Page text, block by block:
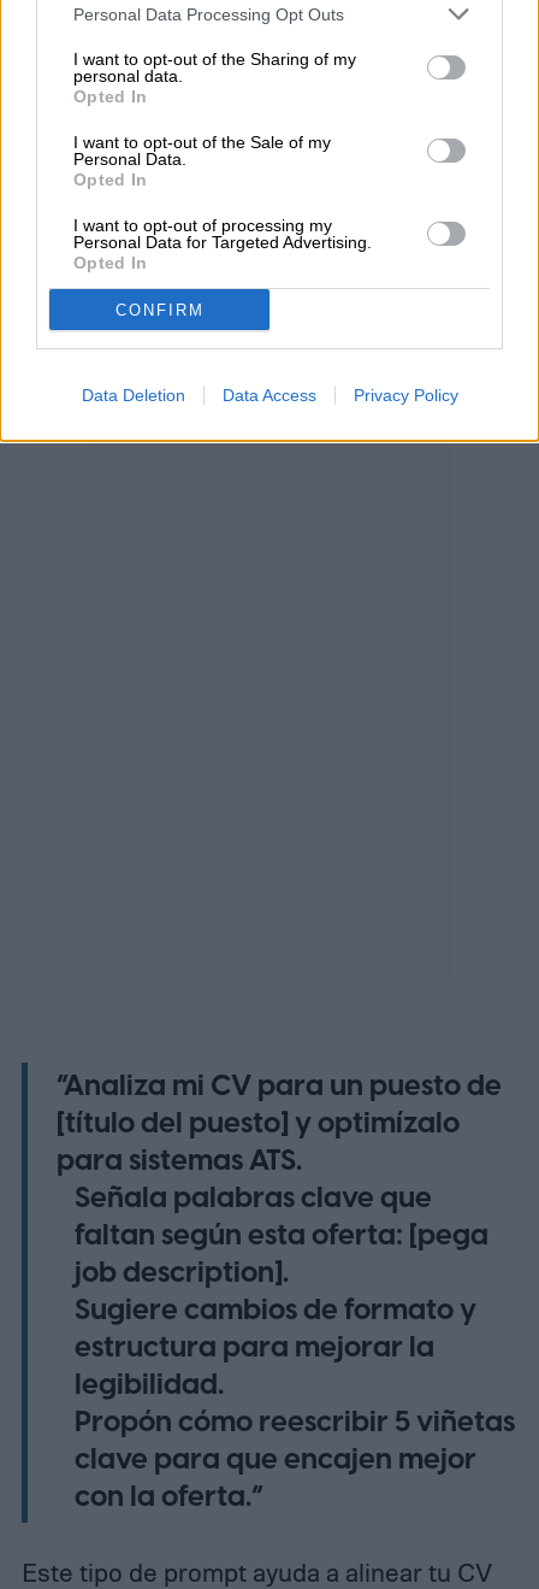
Personal Data Processing Opt Outs
I want to opt-out of the Sharing of my
personal data.
Opted In
I want to opt-out of the Sale of my
Personal Data.
Opted In
I want to opt-out of processing my
Personal Data for Targeted Advertising.
Opted In
CONFIRM
Data Deletion Data Access Privacy Policy
grandes portales usan sistemas de
seguimiento de candidatos (ATS) que
filtran por palabras clave y formato.
Prompt sugerido:
“Analiza mi CV para un puesto de
[título del puesto] y optimízalo
para sistemas ATS.
Señala palabras clave que
faltan según esta oferta: [pega
job description].
Sugiere cambios de formato y
estructura para mejorar la
legibilidad.
Propón cómo reescribir 5 viñetas
clave para que encajen mejor
con la oferta.”
Este tipo de prompt ayuda a alinear tu CV